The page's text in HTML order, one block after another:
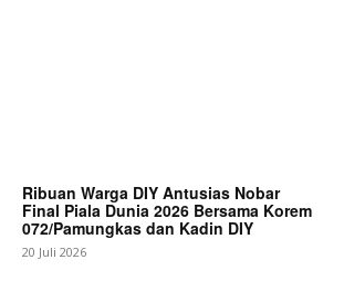
Ribuan Warga DIY Antusias Nobar
Final Piala Dunia 2026 Bersama Korem
072/Pamungkas dan Kadin DIY
20 Juli 2026